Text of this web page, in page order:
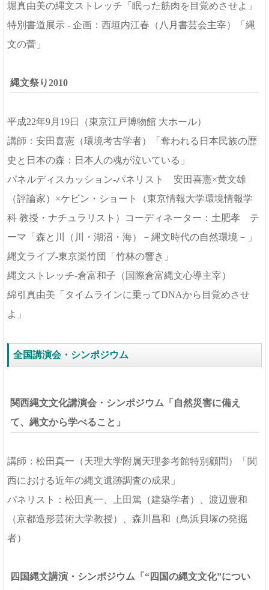
堀真由美の縄文ストレッチ「眠った筋肉を目覚めさせよ」
特別書道展示 - 企画：西垣内江春（八月書芸会主宰）「縄
文の蕾」
縄文祭り2010
平成22年9月19日（東京江戸博物館 大ホール）
講師：安田喜憲（環境考古学者）「奪われる日本民族の歴
史と日本の森：日本人の魂が泣いている」
パネルディスカッション-パネリスト 安田喜憲×黄文雄
（評論家）×ケビン・ショート（東京情報大学環境情報学
科 教授・ナチュラリスト）コーディネーター：土肥孝 テ
ーマ「森と川（川・湖沼・海）－縄文時代の自然環境－」
縄文ライブ-東京楽竹団「竹林の響き」
縄文ストレッチ-倉富和子（国際倉富縄文心導主宰）
綿引真由美「タイムラインに乗ってDNAから目覚めさせ
よ」
全国講演会・シンポジウム
関西縄文文化講演会・シンポジウム「自然災害に備え
て、縄文から学べること」
講師：松田真一（天理大学附属天理参考館特別顧問）「関
西における近年の縄文遺跡調査の成果」
パネリスト：松田真一、上田篤（建築学者）、渡辺豊和
（京都造形芸術大学教授）、森川昌和（鳥浜貝塚の発掘
者）
四国縄文講演・シンポジウム「“四国の縄文文化”につい